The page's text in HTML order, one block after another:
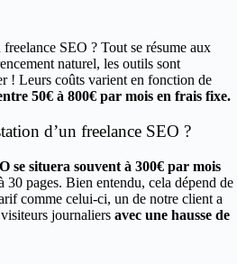
SEO ? Tout se résume aux
naturel, les outils sont
! Leurs coûts varient en fonction de
50€ à 800€ par mois en frais fixe.
d’un freelance SEO ?
se situera souvent à 300€ par mois
30 pages. Bien entendu, cela dépend de
comme celui-ci, un de notre client a
journaliers avec une hausse de